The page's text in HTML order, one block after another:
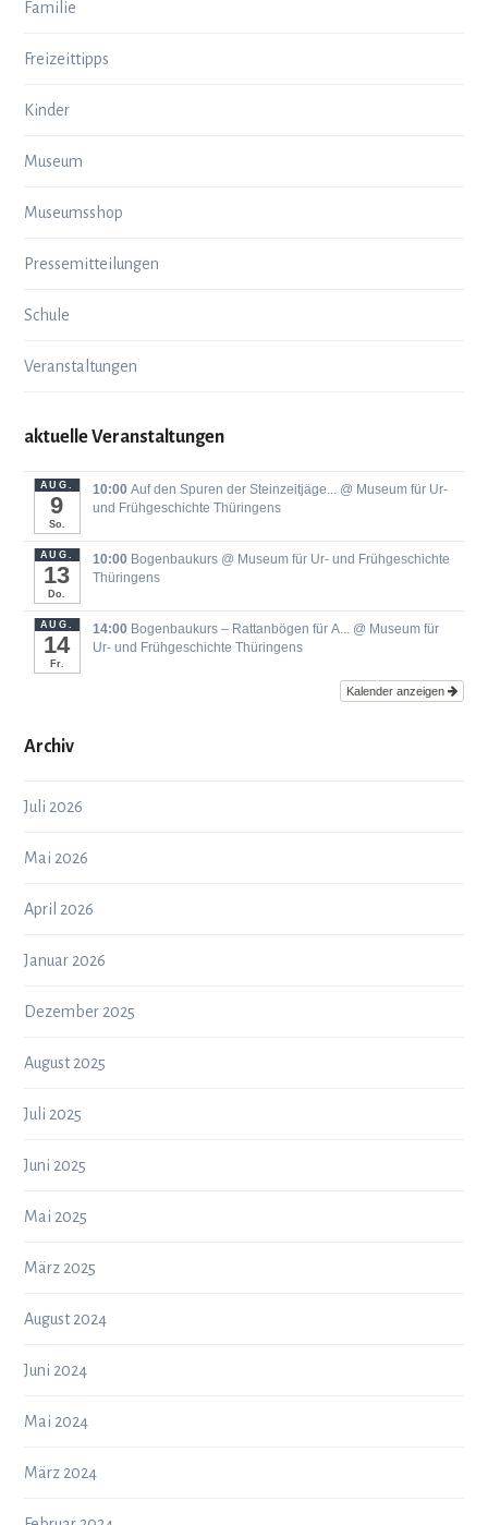
Familie
Freizeittipps
Kinder
Museum
Museumsshop
Pressemitteilungen
Schule
Veranstaltungen
aktuelle Veranstaltungen
AUG.
9
So.
10:00 Auf den Spuren der Steinzeitjäge... @ Museum für Ur-
und Frühgeschichte Thüringens
AUG.
13
Do.
10:00 Bogenbaukurs @ Museum für Ur- und Frühgeschichte
Thüringens
AUG.
14
Fr.
14:00 Bogenbaukurs ‒ Rattanbögen für A... @ Museum für
Ur- und Frühgeschichte Thüringens
Kalender anzeigen
Archiv
Juli 2026
Mai 2026
April 2026
Januar 2026
Dezember 2025
August 2025
Juli 2025
Juni 2025
Mai 2025
März 2025
August 2024
Juni 2024
Mai 2024
März 2024